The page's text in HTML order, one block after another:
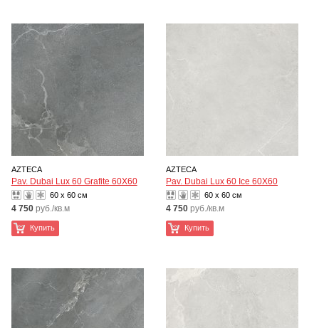
AZTECA
Pav. Dubai Lux 60 Grafite 60X60
60 x 60 см
4 750 руб./кв.м
Купить
AZTECA
Pav. Dubai Lux 60 Ice 60X60
60 x 60 см
4 750 руб./кв.м
Купить